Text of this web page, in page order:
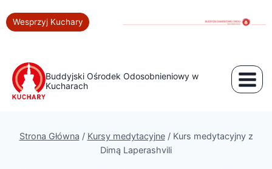
Wesprzyj Kuchary
Buddyjski Ośrodek Odosobnieniowy w
Kucharach
Strona Główna / Kursy medytacyjne / Kurs medytacyjny z
Dimą Laperashvili